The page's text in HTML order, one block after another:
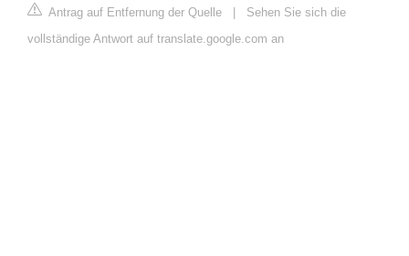
Antrag auf Entfernung der Quelle
Sehen Sie sich die
vollständige Antwort auf translate.google.com an